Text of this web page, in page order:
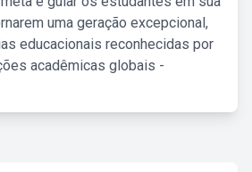
uma geração excepcional,
educacionais reconhecidas por
acadêmicas globais -